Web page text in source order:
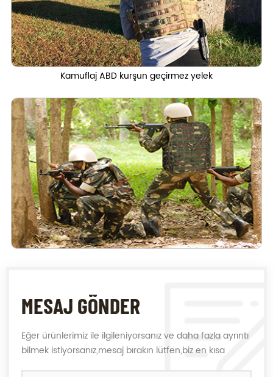
Kamuflaj ABD kurşun geçirmez yelek
MESAJ GÖNDER
Eğer ürünlerimiz ile ilgileniyorsanız ve daha fazla ayrıntı
bilmek istiyorsanız,mesaj bırakın lütfen,biz en kısa